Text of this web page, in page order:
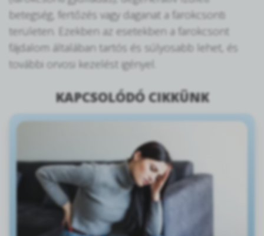
betegség, fertőzés vagy daganat a farokcsonti
területen. Ezekben az esetekben a farokcsont
fájdalom általában tartós és súlyosabb lehet, és
további orvosi kezelést igényel.
KAPCSOLÓDÓ CIKKÜNK